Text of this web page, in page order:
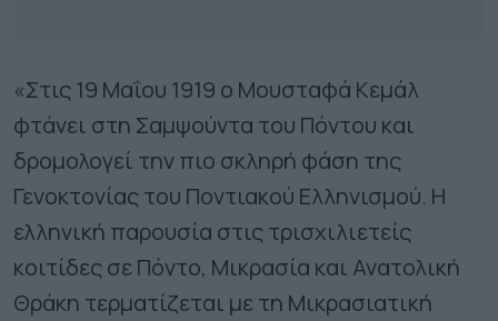
«Στις 19 Μαΐου 1919 ο Μουσταφά Κεμάλ
φτάνει στη Σαμψούντα του Πόντου και
δρομολογεί την πιο σκληρή φάση της
Γενοκτονίας του Ποντιακού Ελληνισμού. Η
ελληνική παρουσία στις τρισχιλιετείς
κοιτίδες σε Πόντο, Μικρασία και Ανατολική
Θράκη τερματίζεται με τη Μικρασιατική